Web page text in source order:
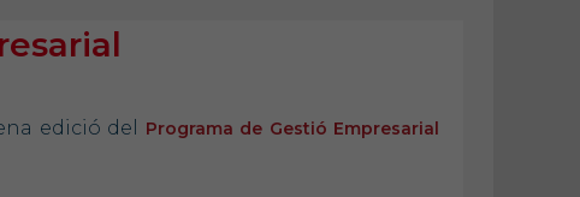
edició del
Programa de Gestió Empresarial